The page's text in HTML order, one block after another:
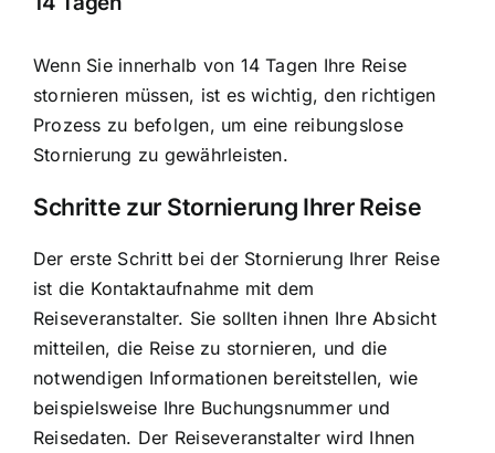
Wenn Sie innerhalb von 14 Tagen Ihre Reise
stornieren müssen, ist es wichtig, den richtigen
Prozess zu befolgen, um eine reibungslose
Stornierung zu gewährleisten.
Schritte zur Stornierung Ihrer Reise
Der erste Schritt bei der Stornierung Ihrer Reise
ist die Kontaktaufnahme mit dem
Reiseveranstalter. Sie sollten ihnen Ihre Absicht
mitteilen, die Reise zu stornieren, und die
notwendigen Informationen bereitstellen, wie
beispielsweise Ihre Buchungsnummer und
Reisedaten. Der Reiseveranstalter wird Ihnen